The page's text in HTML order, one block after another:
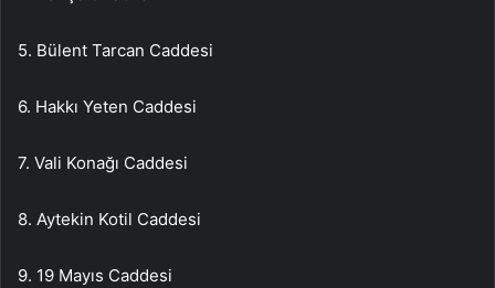
5. Bülent Tarcan Caddesi
6. Hakkı Yeten Caddesi
7. Vali Konağı Caddesi
8. Aytekin Kotil Caddesi
9. 19 Mayıs Caddesi